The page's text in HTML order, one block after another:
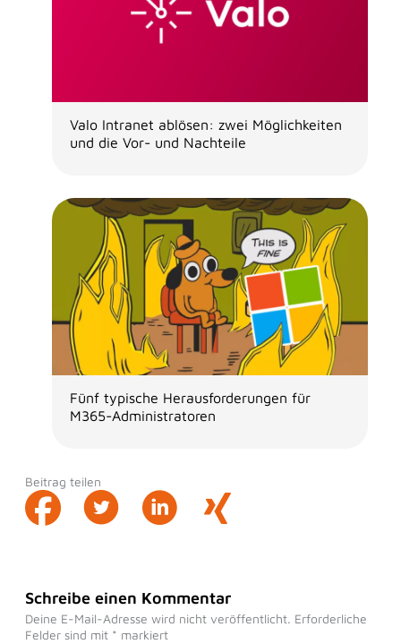
Valo Intranet ablösen: zwei Möglichkeiten
und die Vor- und Nachteile
Fünf typische Herausforderungen für
M365-Administratoren
Beitrag teilen
Schreibe einen Kommentar
Deine E-Mail-Adresse wird nicht veröffentlicht. Erforderliche
Felder sind mit * markiert